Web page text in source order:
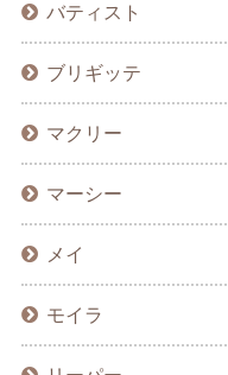
バティスト
ブリギッテ
マクリー
マーシー
メイ
モイラ